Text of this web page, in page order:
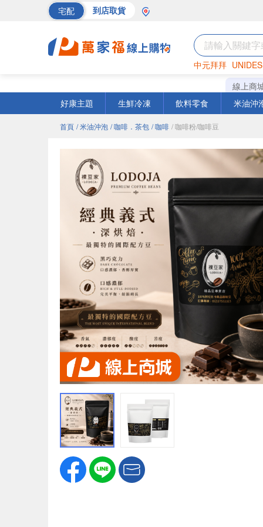
宅配 到店取貨
中元拜拜
罐頭 海苔
線上商
好康主題
生鮮冷凍 飲料零食 米油沖
首頁 / 米油沖泡 / 咖啡．茶包 / 咖啡 / 咖啡粉/咖啡豆